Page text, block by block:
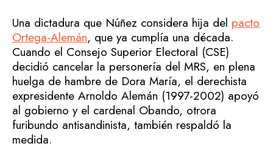
Una dictadura que Núñez considera hija del pacto
Ortega-Alemán, que ya cumplía una década.
Cuando el Consejo Superior Electoral (CSE)
decidió cancelar la personería del MRS, en plena
huelga de hambre de Dora María, el derechista
expresidente Arnoldo Alemán (1997-2002) apoyó
al gobierno y el cardenal Obando, otrora
furibundo antisandinista, también respaldó la
medida.